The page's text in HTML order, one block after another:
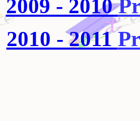
2009 - 2010
2010 - 2011